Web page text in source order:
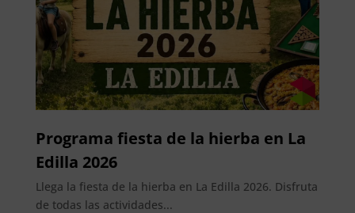
Programa fiesta de la hierba en La
Edilla 2026
Llega la fiesta de la hierba en La Edilla 2026. Disfruta
de todas las actividades...